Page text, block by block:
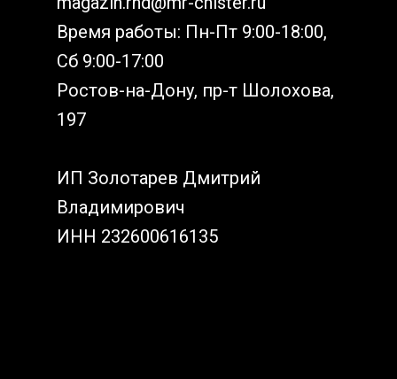
Время работы: Пн-Пт 9:00-18:00,
Сб 9:00-17:00
Ростов-на-Дону, пр-т Шолохова,
197
ИП Золотарев Дмитрий
Владимирович
ИНН 232600616135